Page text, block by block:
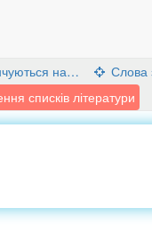
на… Слова
списків літератури